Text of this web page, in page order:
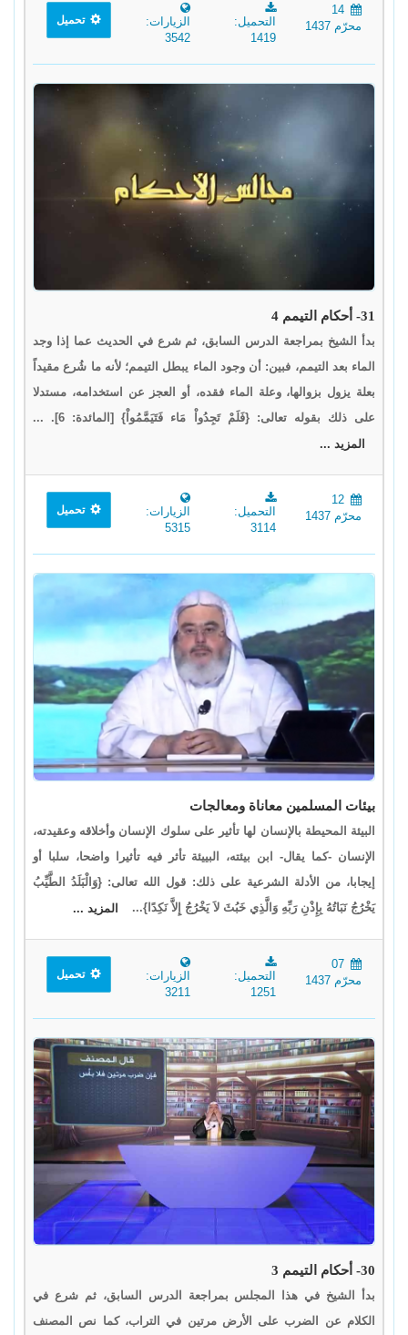
14
محرّم 1437
التحميل:
1419
الزيارات:
3542
تحميل
31- أحكام التيمم 4
بدأ الشيخ بمراجعة الدرس السابق، ثم شرع في الحديث عما إذا وجد
الماء بعد التيمم، فبين: أن وجود الماء يبطل التيمم؛ لأنه ما شُرع مقيداً
بعلة يزول بزوالها، وعلة الماء فقده، أو العجز عن استخدامه، مستدلا
على ذلك بقوله تعالى: {فَلَمْ تَجِدُواْ مَاء فَتَيَمَّمُواْ} [المائدة: 6]. ...
المزيد ...
12
محرّم 1437
التحميل:
3114
الزيارات:
5315
تحميل
بيئات المسلمين معاناة ومعالجات
البيئة المحيطة بالإنسان لها تأثير على سلوك الإنسان وأخلاقه وعقيدته،
الإنسان -كما يقال- ابن بيئته، البييئة تأثر فيه تأثيرا واضحا، سلبا أو
إيجابا، من الأدلة الشرعية على ذلك: قول الله تعالى: {وَالْبَلَدُ الطَّيِّبُ
يَخْرُجُ نَبَاتُهُ بِإِذْنِ رَبِّهِ وَالَّذِي خَبُثَ لاَ يَخْرُجُ إِلاَّ نَكِدًا}...
المزيد ...
07
محرّم 1437
التحميل:
1251
الزيارات:
3211
تحميل
30- أحكام التيمم 3
بدأ الشيخ في هذا المجلس بمراجعة الدرس السابق، ثم شرع في
الكلام عن الضرب على الأرض مرتين في التراب، كما نص المصنف